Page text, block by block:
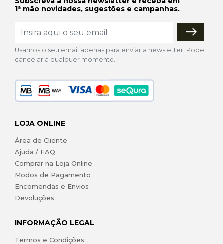
1ª mão novidades, sugestões e campanhas.
Usamos o seu email apenas para enviar a newsletter. Pode
cancelar a qualquer momento.
LOJA ONLINE
Área de Cliente
Ajuda / FAQ
Comprar na Loja Online
Modos de Pagamento
Encomendas e Envios
Devoluções
INFORMAÇÃO LEGAL
Termos e Condições